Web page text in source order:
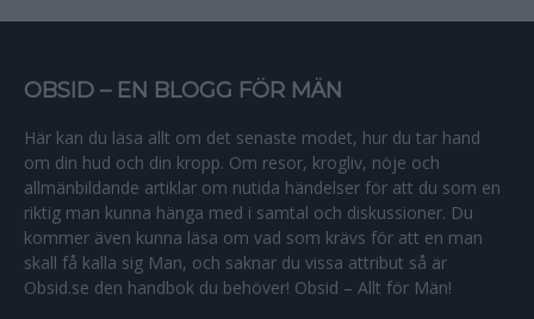
OBSID – EN BLOGG FÖR MÄN
Här kan du läsa allt om det senaste modet, hur du tar hand
om din hud och din kropp. Om resor, krogliv, nöje och
allmänbildande artiklar om nutida händelser för att du som en
riktig man kunna hänga med i samtal och diskussioner. Du
kommer även kunna läsa om vad som krävs för att en man
skall få kalla sig Man, och saknar du vissa attribut så är
Obsid.se den handbok du behöver! Obsid – Allt för Män!